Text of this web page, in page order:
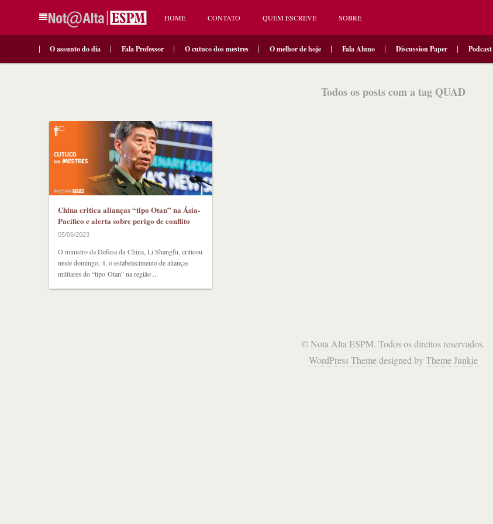
HOME CONTATO QUEM ESCREVE SOBRE
O assunto do dia Fala Professor O cutuco dos mestres O melhor de hoje Fala Aluno Discussion Paper Podcast
Todos os posts com a tag QUAD
China critica alianças “tipo Otan” na Ásia-
Pacífico e alerta sobre perigo de conflito
05/06/2023
O ministro da Defesa da China, Li Shangfu, criticou
neste domingo, 4, o estabelecimento de alianças
militares do “tipo Otan” na região ...
©Nota Alta ESPM. Todos os direitos reservados.
WordPress Themedesigned by Theme Junkie